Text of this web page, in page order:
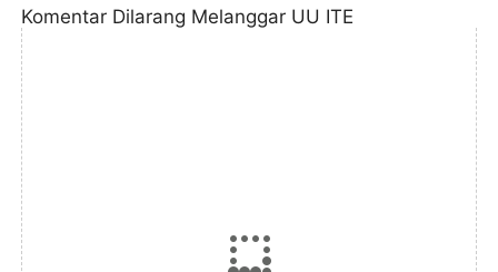
Komentar Dilarang Melanggar UU ITE